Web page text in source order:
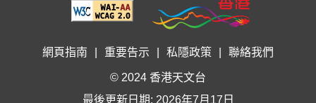
網頁指南 重要告示 私隱政策 聯絡我們
© 2024 香港天文台
最後更新日期: 2026年7月17日